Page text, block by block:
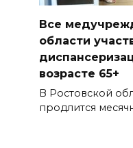
Все
области
возрасте 65+
В Ростовской
продлится